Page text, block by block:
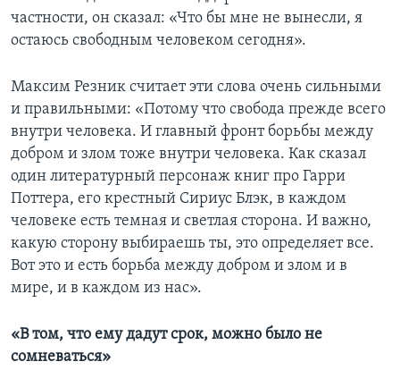
частности, он сказал: «Что бы мне не вынесли, я
остаюсь свободным человеком сегодня».
Максим Резник считает эти слова очень сильными
и правильными: «Потому что свобода прежде всего
внутри человека. И главный фронт борьбы между
добром и злом тоже внутри человека. Как сказал
один литературный персонаж книг про Гарри
Поттера, его крестный Сириус Блэк, в каждом
человеке есть темная и светлая сторона. И важно,
какую сторону выбираешь ты, это определяет все.
Вот это и есть борьба между добром и злом и в
мире, и в каждом из нас».
«В том, что ему дадут срок, можно было не
сомневаться»